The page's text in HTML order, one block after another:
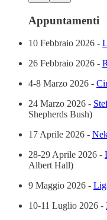
Appuntamenti
10 Febbraio 2026 -
26 Febbraio 2026 -
4-8 Marzo 2026 -
24 Marzo 2026 -
Shepherds Bush)
17 Aprile 2026 -
28-29 Aprile 2026 -
Albert Hall)
9 Maggio 2026 -
10-11 Luglio 2026 -